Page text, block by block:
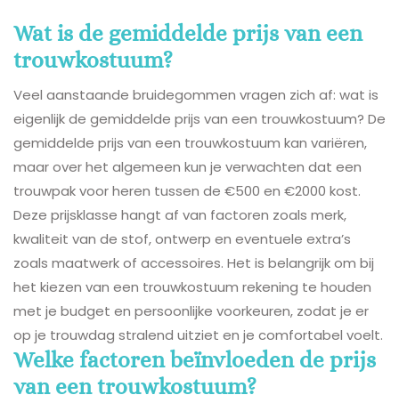
Wat is de gemiddelde prijs van een
trouwkostuum?
Veel aanstaande bruidegommen vragen zich af: wat is
eigenlijk de gemiddelde prijs van een trouwkostuum? De
gemiddelde prijs van een trouwkostuum kan variëren,
maar over het algemeen kun je verwachten dat een
trouwpak voor heren tussen de €500 en €2000 kost.
Deze prijsklasse hangt af van factoren zoals merk,
kwaliteit van de stof, ontwerp en eventuele extra’s
zoals maatwerk of accessoires. Het is belangrijk om bij
het kiezen van een trouwkostuum rekening te houden
met je budget en persoonlijke voorkeuren, zodat je er
op je trouwdag stralend uitziet en je comfortabel voelt.
Welke factoren beïnvloeden de prijs
van een trouwkostuum?